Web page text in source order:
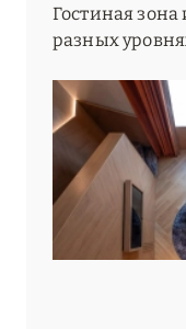
Гостиная
разных